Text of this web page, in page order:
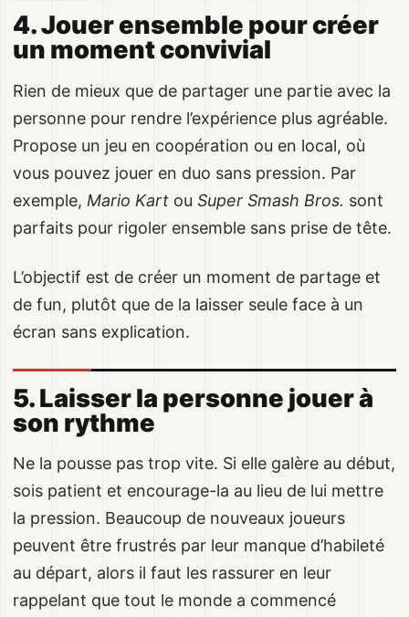
4. Jouer ensemble pour créer
un moment convivial
Rien de mieux que de partager une partie avec la
personne pour rendre l’expérience plus agréable.
Propose un jeu en coopération ou en local, où
vous pouvez jouer en duo sans pression. Par
exemple, Mario Kart ou Super Smash Bros. sont
parfaits pour rigoler ensemble sans prise de tête.
L’objectif est de créer un moment de partage et
de fun, plutôt que de la laisser seule face à un
écran sans explication.
5. Laisser la personne jouer à
son rythme
Ne la pousse pas trop vite. Si elle galère au début,
sois patient et encourage-la au lieu de lui mettre
la pression. Beaucoup de nouveaux joueurs
peuvent être frustrés par leur manque d’habileté
au départ, alors il faut les rassurer en leur
rappelant que tout le monde a commencé